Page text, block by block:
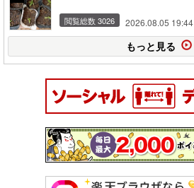
閲覧総数 3026 2026.08.05 19:44
もっと見る